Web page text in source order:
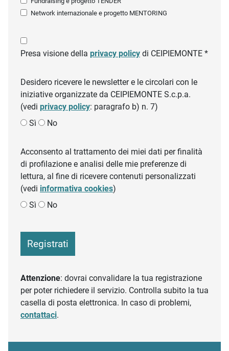
Network internazionale e progetto MENTORING
Presa visione della privacy policy di CEIPIEMONTE *
Desidero ricevere le newsletter e le circolari con le
iniziative organizzate da CEIPIEMONTE S.c.p.a.
(vedi privacy policy: paragrafo b) n. 7)
Sì
No
Acconsento al trattamento dei miei dati per finalità
di profilazione e analisi delle mie preferenze di
lettura, al fine di ricevere contenuti personalizzati
(vedi informativa cookies)
Sì
No
Registrati
Attenzione: dovrai convalidare la tua registrazione
per poter richiedere il servizio. Controlla subito la tua
casella di posta elettronica. In caso di problemi,
contattaci.